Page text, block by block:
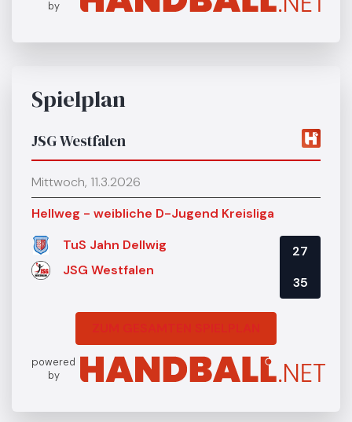
by
Spielplan
JSG Westfalen
Mittwoch, 11.3.2026
Hellweg - weibliche D-Jugend Kreisliga
TuS Jahn Dellwig
JSG Westfalen
27
35
powered
by